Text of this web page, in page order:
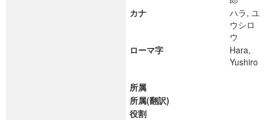
カナ
ハラ, ユ
ウシロ
ウ
ローマ字
Hara,
Yushiro
所属
所属(翻訳)
役割